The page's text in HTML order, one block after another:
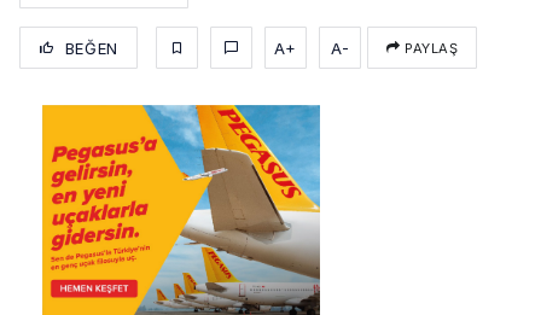
BEĞEN A+ A- PAYLAŞ